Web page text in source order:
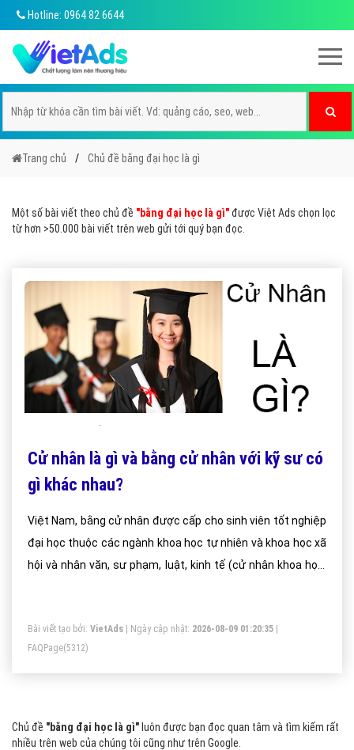
Hotline: 0964 82 6644
Trang chủ Chủ đề bằng đại học là gì
Một số bài viết theo chủ đề "bằng đại học là gì"được Việt Ads chọn lọc
từ hơn >50.000 bài viết trên web gửi tới quý bạn đọc.
Cử nhân là gì và bằng cử nhân với kỹ sư có
gì khác nhau?
Việt Nam, bằng cử nhân được cấp cho sinh viên tốt nghiệp
đại học thuộc các ngành khoa học tự nhiên và khoa học xã
hội và nhân văn, sư phạm, luật, kinh tế (cử nhân khoa học,
Bài viết tạo bởi: VietAds | Ngày cập nhật: 2026-08-09 01:20:35
FAQPage(5312)
Chủ đề "bằng đại học là gì" luôn được bạn đọc quan tâm và tìm kiếm rất
nhiều trên web của chúng tôi cũng như trên Google.